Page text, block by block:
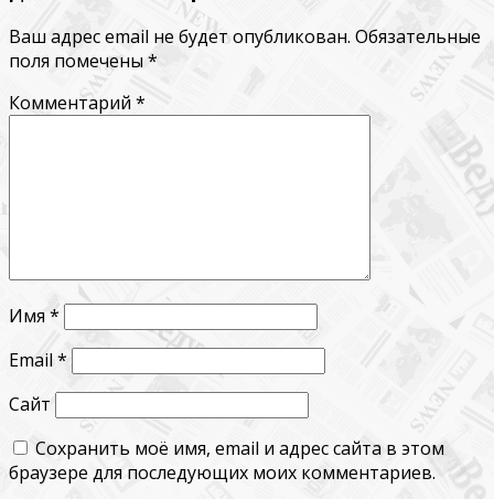
Ваш адрес email не будет опубликован. Обязательные
поля помечены*
Комментарий *
Имя *
Email*
Сайт
Сохранить моё имя, email и адрес сайта в этом
браузере для последующих моих комментариев.